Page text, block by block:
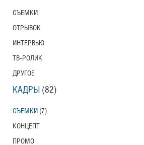
СЪЕМКИ
ОТРЫВОК
ИНТЕРВЬЮ
ТВ-РОЛИК
ДРУГОЕ
КАДРЫ (82)
СЪЕМКИ (7)
КОНЦЕПТ
ПРОМО